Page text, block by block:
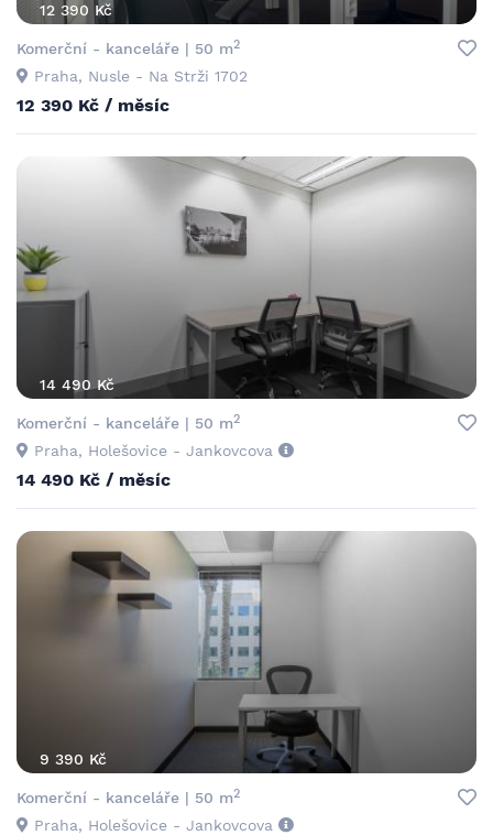
12 390 Kč
Komerční - kanceláře | 50 m2
Praha, Nusle - Na Strži 1702
12 390 Kč / měsíc
14 490 Kč
Komerční - kanceláře | 50 m2
Praha, Holešovice - Jankovcova
14 490 Kč / měsíc
9 390 Kč
Komerční - kanceláře | 50 m2
Praha, Holešovice - Jankovcova